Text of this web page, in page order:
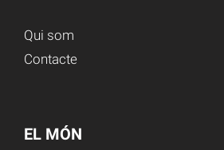
Qui som
Contacte
EL MÓN